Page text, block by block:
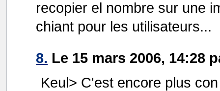
recopier el nombre sur une
chiant pour les utilisateurs...
8. Le 15 mars 2006, 14:28
Keul> C'est encore plus